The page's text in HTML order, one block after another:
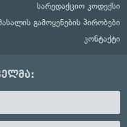
სარედაქციო კოდექსი
გამოყენების პირობები
კონტაქტი